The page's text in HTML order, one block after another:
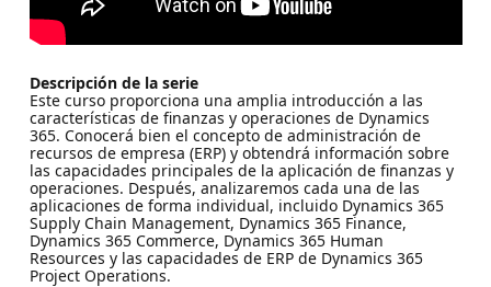
Descripción de la serie
Este curso proporciona una amplia introducción a las
características de finanzas y operaciones de Dynamics
365. Conocerá bien el concepto de administración de
recursos de empresa (ERP) y obtendrá información sobre
las capacidades principales de la aplicación de finanzas y
operaciones. Después, analizaremos cada una de las
aplicaciones de forma individual, incluido Dynamics 365
Supply Chain Management, Dynamics 365 Finance,
Dynamics 365 Commerce, Dynamics 365 Human
Resources y las capacidades de ERP de Dynamics 365
Project Operations.